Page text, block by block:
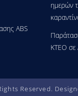
ABS
ημερών
ΚΤΕΟ σε
Reserved.